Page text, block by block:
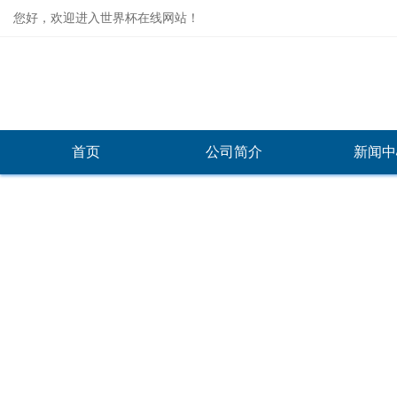
您好，欢迎进入世界杯在线网站！
首页 公司简介 新闻